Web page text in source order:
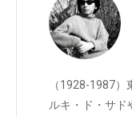
（1928-1987
ルキ・ド・サ